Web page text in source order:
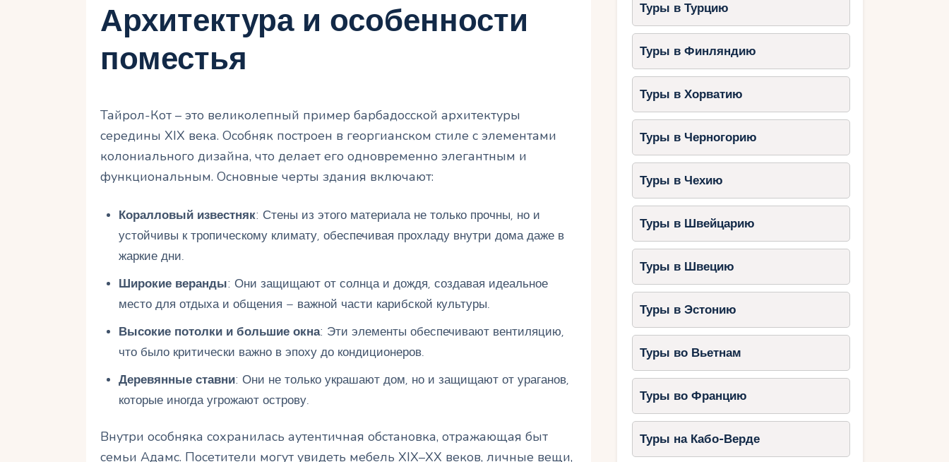
Архитектура и особенности
поместья
Тайрол-Кот – это великолепный пример барбадосской архитектуры
середины XIX века. Особняк построен в георгианском стиле с элементами
колониального дизайна, что делает его одновременно элегантным и
функциональным. Основные черты здания включают:
Коралловый известняк: Стены из этого материала не только прочны, но и
устойчивы к тропическому климату, обеспечивая прохладу внутри дома даже в
жаркие дни.
Широкие веранды: Они защищают от солнца и дождя, создавая идеальное
место для отдыха и общения – важной части карибской культуры.
Высокие потолки и большие окна: Эти элементы обеспечивают вентиляцию,
что было критически важно в эпоху до кондиционеров.
Деревянные ставни: Они не только украшают дом, но и защищают от ураганов,
которые иногда угрожают острову.
Внутри особняка сохранилась аутентичная обстановка, отражающая быт
семьи Адамс. Посетители могут увидеть мебель XIX–XX веков, личные вещи,
Туры в Турцию
Туры в Финляндию
Туры в Хорватию
Туры в Черногорию
Туры в Чехию
Туры в Швейцарию
Туры в Швецию
Туры в Эстонию
Туры во Вьетнам
Туры во Францию
Туры на Кабо-Верде